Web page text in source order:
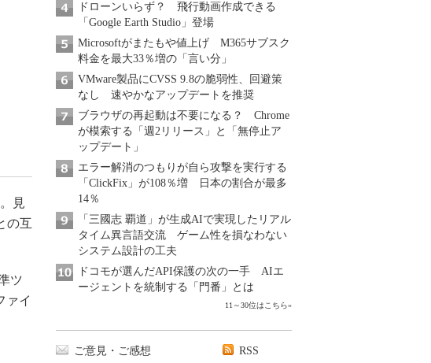
見
の互
ツ
ァイ
ドローンいらず？ 飛行動画作成できる
「Google Earth Studio」登場
Microsoftがまたもや値上げ M365サブスク
料金を最大33％増の「言い分」
VMware製品にCVSS 9.8の脆弱性、回避策
なし 速やかなアップデートを推奨
ブラウザの再起動は不要になる？ Chrome
が模索する「週2リリース」と「無停止ア
ップデート」
エラー解消のつもりが自ら攻撃を実行する
「ClickFix」が108％増 日本の割合が最多
14％
「三國志 覇道」が生成AIで実現したリアル
タイム異言語交流 ゲーム性を損なわない
システム設計の工夫
ドコモが選んだAPI保護の次の一手 AIエ
ージェントを統制する「門番」とは
11～30位はこちら»
ご意見・ご感想
RSS